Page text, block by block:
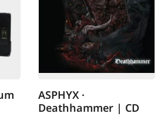
ASPHYX ·
Deathhammer | CD